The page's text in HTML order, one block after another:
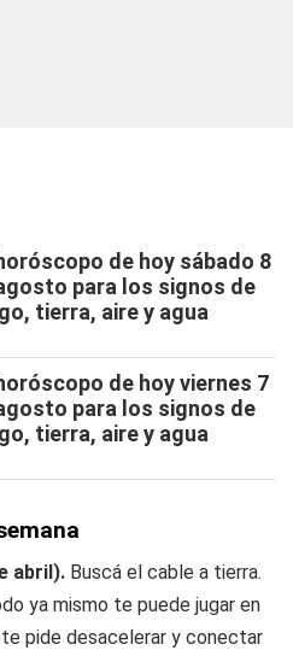
de hoy sábado 8
para los signos de
tierra, aire y agua
de hoy viernes 7
para los signos de
tierra, aire y agua
abril). Buscá el cable a tierra.
ya mismo te puede jugar en
pide desacelerar y conectar